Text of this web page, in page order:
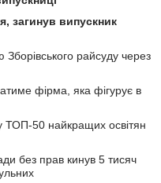
загинув випускник
райсуду через
фірма, яка фігурує в
ТОП-50 найкращих освітян
без прав кинув 5 тисяч